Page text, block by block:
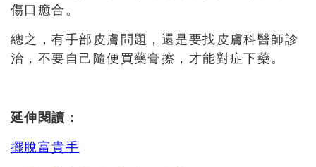
傷口癒合。
總之，有手部皮膚問題，還是要找皮膚科醫師診
治，不要自己隨便買藥膏擦，才能對症下藥。
延伸閱讀：
擺脫富貴手